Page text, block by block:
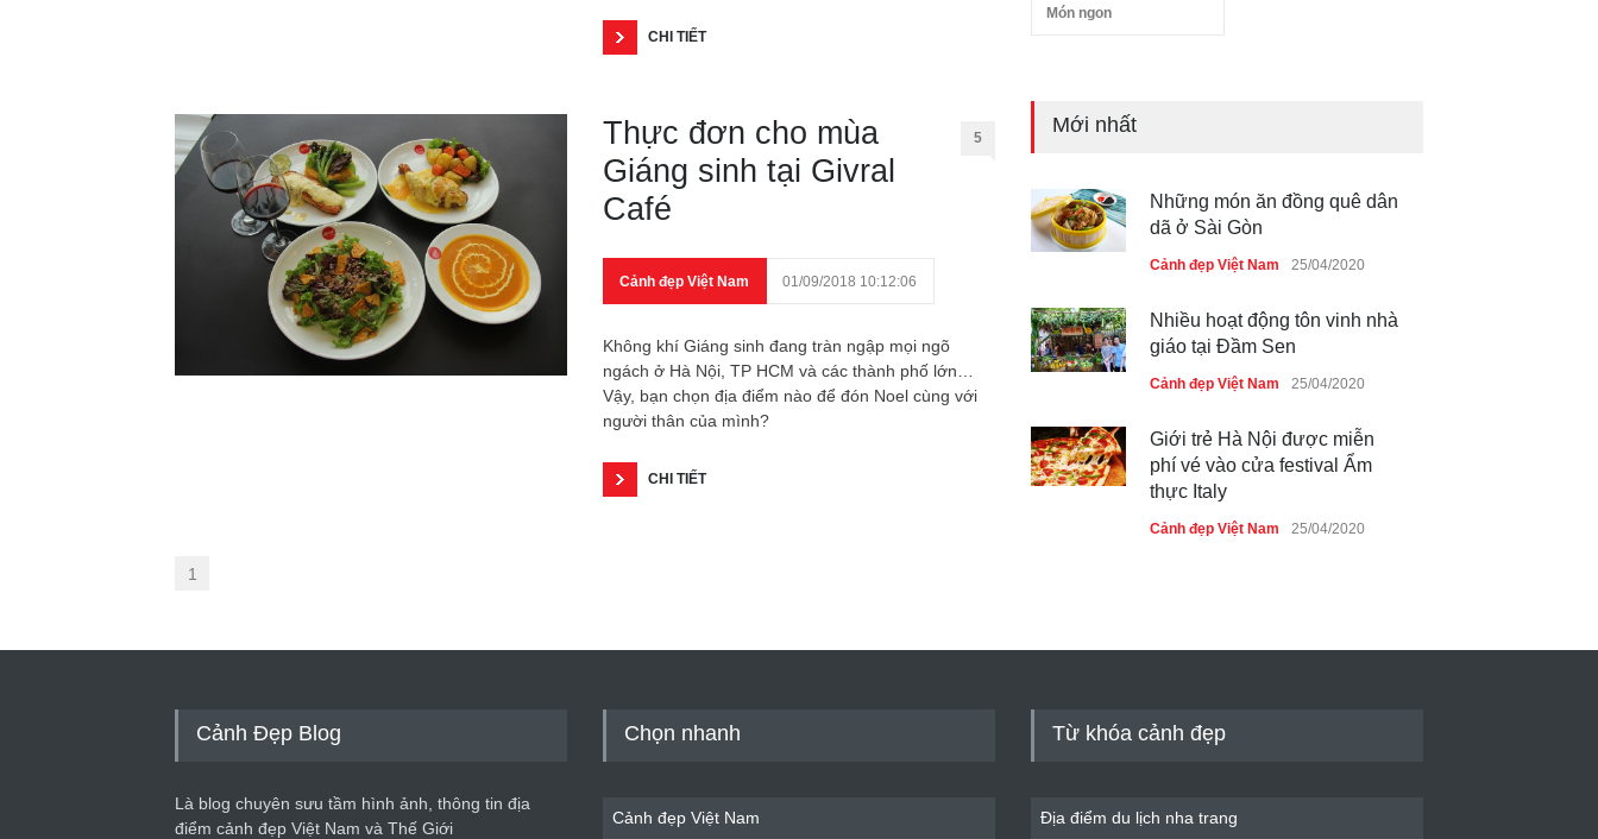
CHI TIẾT
Thực đơn cho mùa
Giáng sinh tại Givral
Café
5
Cảnh đẹp Việt Nam 01/09/2018 10:12:06
Không khí Giáng sinh đang tràn ngập mọi ngõ
ngách ở Hà Nội, TP HCM và các thành phố lớn…
Vậy, bạn chọn địa điểm nào để đón Noel cùng với
người thân của mình?
CHI TIẾT
1
Món ngon
Mới nhất
Những món ăn đồng quê dân
dã ở Sài Gòn
Cảnh đẹp Việt Nam 25/04/2020
Nhiều hoạt động tôn vinh nhà
giáo tại Đầm Sen
Cảnh đẹp Việt Nam 25/04/2020
Giới trẻ Hà Nội được miễn
phí vé vào cửa festival Ẩm
thực Italy
Cảnh đẹp Việt Nam 25/04/2020
Cảnh đẹp Việt Nam 25/04/2020
du lịch quốc gia
Cảnh Đẹp Blog
Là blog chuyên sưu tầm hình ảnh, thông tin địa
điểm cảnh đẹp Việt Nam và Thế Giới
Chọn nhanh
Cảnh đẹp Việt Nam
Từ khóa cảnh đẹp
Địa điểm du lịch nha trang